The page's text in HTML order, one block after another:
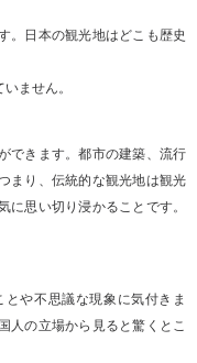
。日本の観光地はどこも歴史
ません。
できます。都市の建築、流行
まり、伝統的な観光地は観光
思い切り浸かることです。
や不思議な現象に気付きま
人の立場から見ると驚くとこ